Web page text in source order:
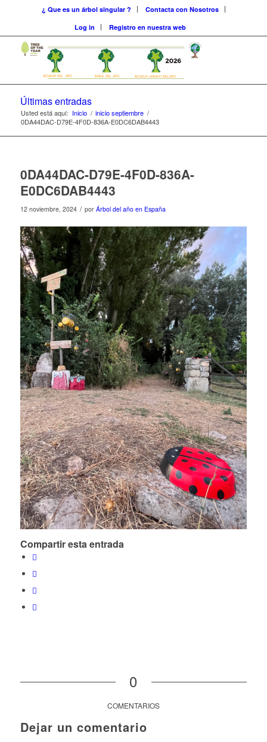
¿ Que es un árbol singular ?
Contacta con Nosotros
Log in
Registro en nuestra web
Últimas entradas
Usted está aquí: Inicio / inicio septiembre /
0DA44DAC-D79E-4F0D-836A-E0DC6DAB4443
0DA44DAC-D79E-4F0D-836A-
E0DC6DAB4443
12 noviembre, 2024 / por Árbol del año en España
Compartir esta entrada
0
COMENTARIOS
Dejar un comentario